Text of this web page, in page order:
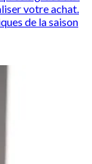
votre achat.
de la saison